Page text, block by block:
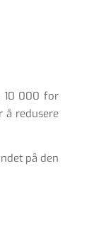
10 000 for
å redusere
på den